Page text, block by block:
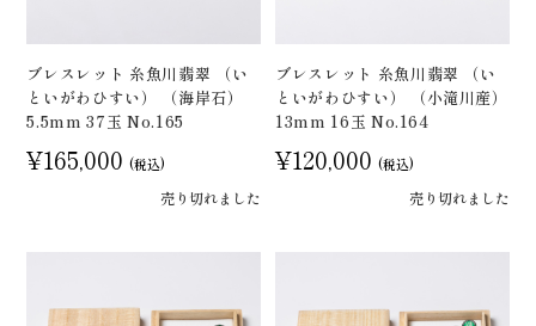
ブレスレット 糸魚川翡翠 （い
といがわひすい） （海岸石）
5.5mm 37玉 No.165
¥165,000 (税込)
売り切れました
ブレスレット 糸魚川翡翠 （い
といがわひすい） （小滝川産）
13mm 16玉 No.164
¥120,000 (税込)
売り切れました